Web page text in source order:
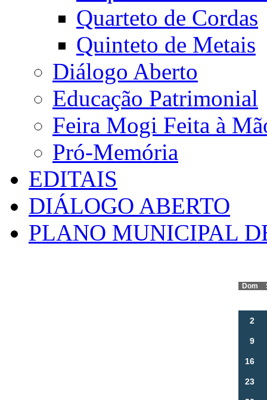
Quarteto de Cordas
Quinteto de Metais
Diálogo Aberto
Educação Patrimonial
Feira Mogi Feita à
Pró-Memória
EDITAIS
DIÁLOGO ABERTO
PLANO MUNICIPAL
Dom
2
9
16
23